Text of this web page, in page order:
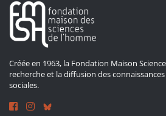
Créée en 1963, la Fondation Maison
recherche et la diffusion des
sociales.